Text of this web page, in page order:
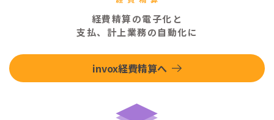
経費精算の電子化と
支払、計上業務の自動化に
invox経費精算へ